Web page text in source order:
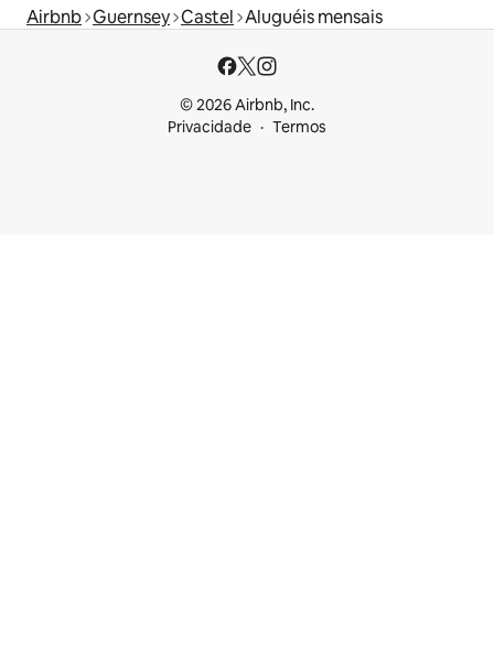
Airbnb Guernsey Castel Aluguéis mensais
© 2026 Airbnb, Inc.
Privacidade
Termos